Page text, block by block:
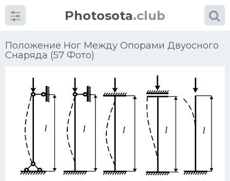
Photosota.club
Положение Ног Между Опорами Двуосного
Снаряда (57 Фото)
Категории Фото
Много картинок...
Футбол